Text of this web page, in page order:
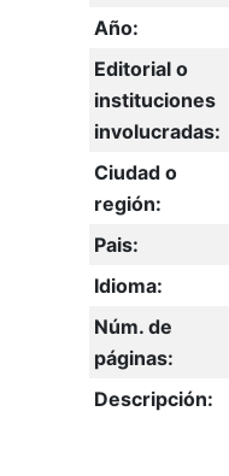
Año:
Editorial o
instituciones
involucradas:
Ciudad o
región:
Pais:
Idioma:
Núm. de
páginas:
Descripción: